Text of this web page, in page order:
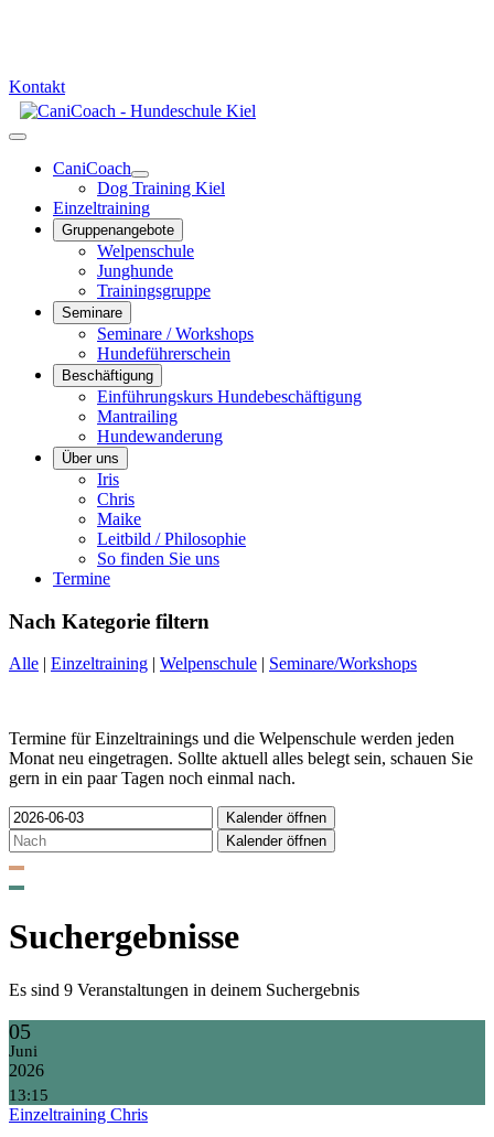
Kontakt
CaniCoach
Dog Training Kiel
Einzeltraining
Gruppenangebote
Welpenschule
Junghunde
Trainingsgruppe
Seminare
Seminare / Workshops
Hundeführerschein
Beschäftigung
Einführungskurs Hundebeschäftigung
Mantrailing
Hundewanderung
Über uns
Iris
Chris
Maike
Leitbild / Philosophie
So finden Sie uns
Termine
Nach Kategorie filtern
Alle | Einzeltraining | Welpenschule | Seminare/Workshops
Termine für Einzeltrainings und die Welpenschule werden jeden
Monat neu eingetragen. Sollte aktuell alles belegt sein, schauen Sie
gern in ein paar Tagen noch einmal nach.
Kalender öffnen
Kalender öffnen
Suchergebnisse
Es sind 9 Veranstaltungen in deinem Suchergebnis
05
Juni
2026
13:15
Einzeltraining Chris